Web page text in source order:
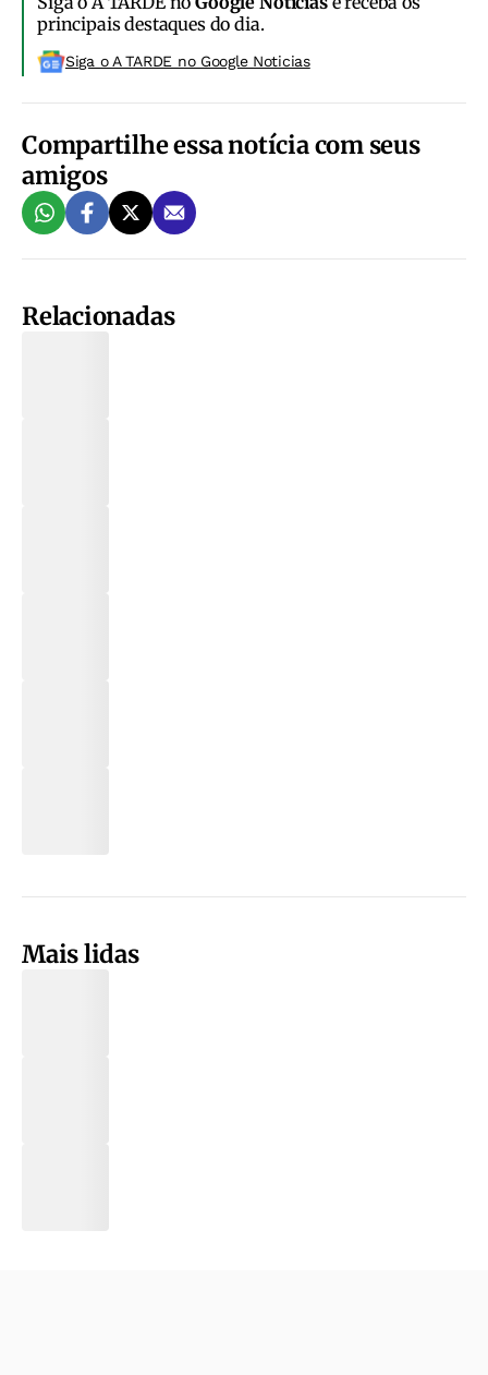
principais destaques do dia.
Siga o A TARDE no Google Noticias
Compartilhe essa notícia com seus
amigos
Relacionadas
Mais lidas